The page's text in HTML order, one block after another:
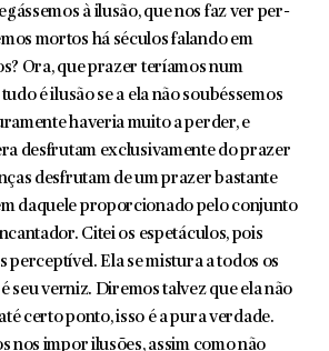
à ilusão, que nos faz ver per­
mortos há séculos falando em
Ora, que prazer teríamos num
é ilusão se a ela não soubéssemos
haveria muito a per­der, e
desfrutam exclusivamente do prazer
desfrutam de um prazer bastante
daquele proporcionado pelo conjunto
Citei os espetácu­los, pois
perceptível. Ela se mistura a todos os
seu verniz. Diremos talvez que ela não
certo ponto, isso é a pura verdade.
nos impor ilusões, assim como não